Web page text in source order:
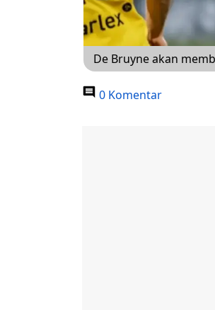
De Bruyne akan
0 Komentar